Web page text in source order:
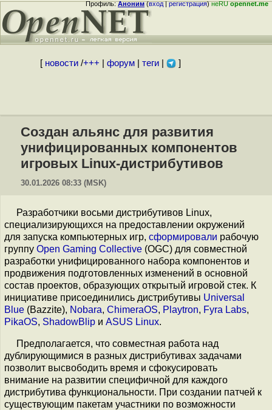
Профиль:Аноним(вход|регистрация)неRUopennet.me
[ новости/+++ форум| теги| ]
Создан альянс для развития
унифицированных компонентов
игровых Linux-дистрибутивов
30.01.2026 08:33 (MSK)
Разработчики восьми дистрибутивов Linux,
специализирующихся на предоставлении окружений
для запуска компьютерных игр, сформировали рабочую
группу Open Gaming Collective (OGC) для совместной
разработки унифицированного набора компонентов и
продвижения подготовленных изменений в основной
состав проектов, образующих открытый игровой стек. К
инициативе присоединились дистрибутивы Universal
Blue (Bazzite), Nobara, ChimeraOS, Playtron, Fyra Labs,
PikaOS, ShadowBlip и ASUS Linux.
Предполагается, что совместная работа над
дублирующимися в разных дистрибутивах задачами
позволит высвободить время и сфокусировать
внимание на развитии специфичной для каждого
дистрибутива функциональности. При создании патчей к
существующим пакетам участники по возможности